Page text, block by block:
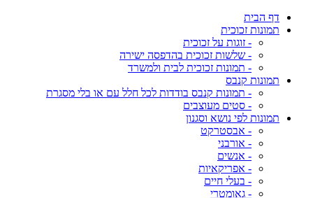
דף הבית
תמונות זכוכית
- זוגות על זכוכית
- שלשות זכוכית בהדפסה ישירה
- תמונות זכוכית לבית ולמשרד
תמונות קנבס
- תמונות קנבס בודדות לכל חלל עם או בלי מסגרת
- סטים מעוצבים
תמונות לפי נושא וסגנון
- אבסטרקט
- אורבני
- אנשים
- אפריקאיות
- בעלי חיים
- גאומטרי